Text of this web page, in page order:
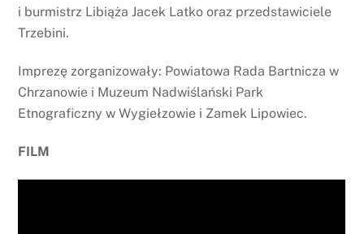
i burmistrz Libiąża Jacek Latko oraz przedstawiciele
Trzebini.
Imprezę zorganizowały: Powiatowa Rada Bartnicza w
Chrzanowie i Muzeum Nadwiślański Park
Etnograficzny w Wygiełzowie i Zamek Lipowiec.
FILM